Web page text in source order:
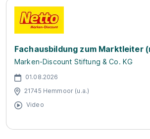
Fachausbildung zum Marktleiter
Marken-Discount Stiftung & Co. KG
01.08.2026
21745 Hemmoor (u.a.)
Video